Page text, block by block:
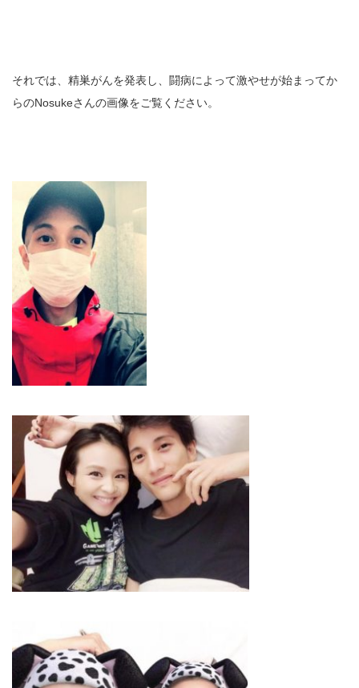
それでは、精巣がんを発表し、闘病によって激やせが始まってか
らのNosukeさんの画像をご覧ください。